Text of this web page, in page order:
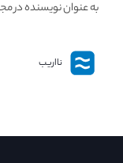
به عنوان نویسنده در
نااریب